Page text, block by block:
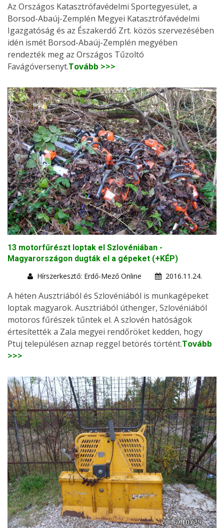
Az Országos Katasztrófavédelmi Sportegyesület, a
Borsod-Abaúj-Zemplén Megyei Katasztrófavédelmi
Igazgatóság és az Északerdő Zrt. közös szervezésében
idén ismét Borsod-Abaúj-Zemplén megyében
rendezték meg az Országos Tűzoltó
Favágóversenyt.Tovább >>>
13 motorfűrészt loptak el Szlovéniában -
Magyarországon dugták el a gépeket (+KÉP)
Hírszerkesztő: Erdő-Mező Online
2016.11.24.
A héten Ausztriából és Szlovéniából is munkagépeket
loptak magyarok. Ausztriából úthenger, Szlovéniából
motoros fűrészek tűntek el. A szlovén hatóságok
értesítették a Zala megyei rendőröket kedden, hogy
Ptuj településen aznap reggel betörés történt.Tovább
>>>